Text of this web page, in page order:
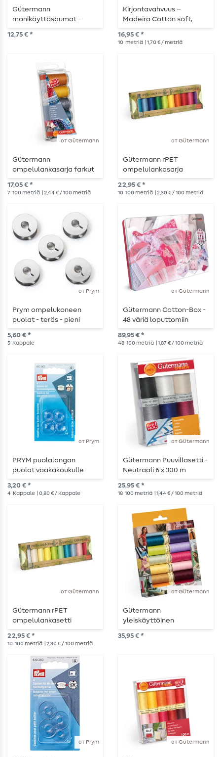
Gütermann
monikäyttösaumat -
Vettä hylkivä - Set
värillinen - 4x100m
12,75 € *
Kirjontavahvuus –
Madeira Cotton soft,
musta
16,95 € *
10 metriä | 1,70 € / metriä
от Gütermann
Gütermann
ompelulankasarja farkut
17,05 € *
7 100 metriä | 2,44 € / 100 metriä
от Gütermann
Gütermann rPET
ompelulankasarja
Rainbow
22,95 € *
10 100 metriä | 2,30 € / 100 metriä
от Prym
Prym ompelukoneen
puolat - teräs - pieni
pyörivä koukku - 21.2mm -
5 kpl
5,60 € *
5 Kappale
от Gütermann
Gütermann Cotton-Box -
48 väriä loputtomiin
ompeluideoihin
89,95 € *
48 100 metriä | 1,87 € / 100 metriä
от Prym
PRYM puolalangan
puolat vaakakoukulle
21.2mm
3,20 € *
4 Kappale | 0,80 € / Kappale
от Gütermann
Gütermann Puuvillasetti -
Neutraali 6 x 300 m
25,95 € *
18 100 metriä | 1,44 € / 100 metriä
от Gütermann
Gütermann rPET
ompelulankasetti
pastellivärinen
22,95 € *
10 100 metriä | 2,30 € / 100 metriä
от Gütermann
Gütermann
yleiskäyttöinen
ompelulankasetti
Fashion - 14 x 100m
35,95 € *
от Prym от Gütermann